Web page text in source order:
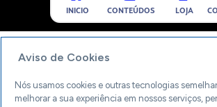
INICIO CONTEÚDOS LOJA
Aviso de Cookies
Nós usamos cookies e outras tecnologias
melhorar a sua experiência em nossos serviços,